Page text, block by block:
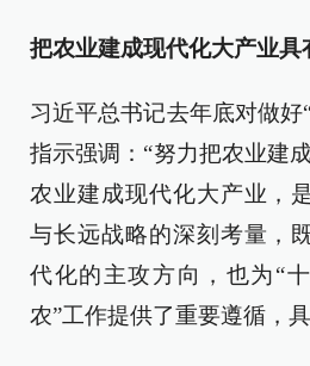
把农业建成现代化大产业具
习近平总书记去年底对做好
指示强调：“努力把农业建
农业建成现代化大产业，
与长远战略的深刻考量，
代化的主攻方向，也为“
农”工作提供了重要遵循，